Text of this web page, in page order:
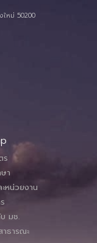
ใหม่ 50200
ร
า
หน่วยงาน
มช.
ธารณะ